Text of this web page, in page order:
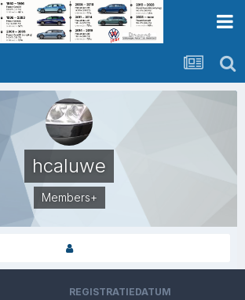
hcaluwe
Members+
REGISTRATIEDATUM